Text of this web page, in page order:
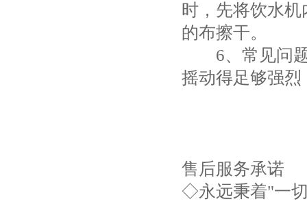
时，先将饮水
的布擦干。
6、常见问题
摇动得足够强
售后服务承诺
◇永远秉着"一